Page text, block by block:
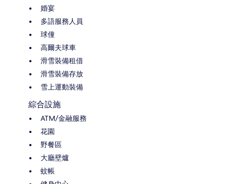
婚宴
多語服務人員
球僮
高爾夫球車
滑雪裝備租借
滑雪裝備存放
雪上運動裝備
綜合設施
ATM/金融服務
花園
野餐區
大廳壁爐
蚊帳